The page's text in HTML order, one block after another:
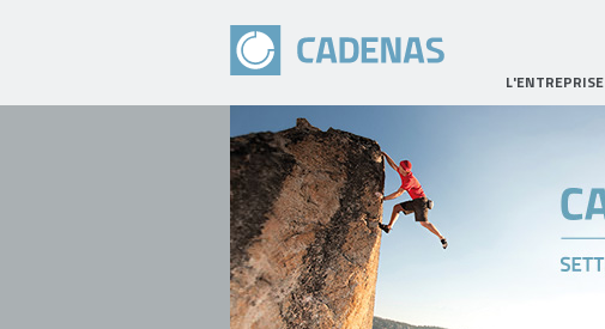
L'ENTREPRISE